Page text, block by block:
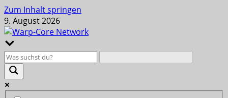
Zum Inhalt springen
9. August 2026